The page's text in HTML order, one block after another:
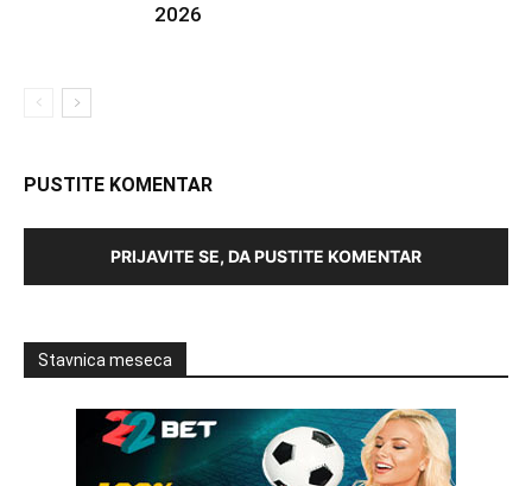
2026
PUSTITE KOMENTAR
PRIJAVITE SE, DA PUSTITE KOMENTAR
Stavnica meseca